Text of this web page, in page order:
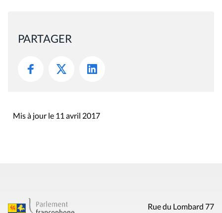
PARTAGER
Mis à jour le 11 avril 2017
Rue du Lombard 77